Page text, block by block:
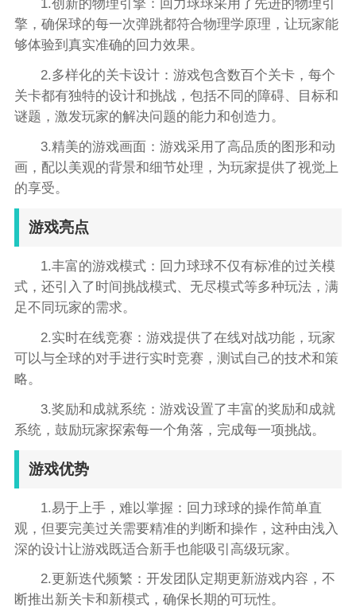
1.创新的物理引擎：回力球球采用了先进的物理引
擎，确保球的每一次弹跳都符合物理学原理，让玩家能
够体验到真实准确的回力效果。
2.多样化的关卡设计：游戏包含数百个关卡，每个
关卡都有独特的设计和挑战，包括不同的障碍、目标和
谜题，激发玩家的解决问题的能力和创造力。
3.精美的游戏画面：游戏采用了高品质的图形和动
画，配以美观的背景和细节处理，为玩家提供了视觉上
的享受。
游戏亮点
1.丰富的游戏模式：回力球球不仅有标准的过关模
式，还引入了时间挑战模式、无尽模式等多种玩法，满
足不同玩家的需求。
2.实时在线竞赛：游戏提供了在线对战功能，玩家
可以与全球的对手进行实时竞赛，测试自己的技术和策
略。
3.奖励和成就系统：游戏设置了丰富的奖励和成就
系统，鼓励玩家探索每一个角落，完成每一项挑战。
游戏优势
1.易于上手，难以掌握：回力球球的操作简单直
观，但要完美过关需要精准的判断和操作，这种由浅入
深的设计让游戏既适合新手也能吸引高级玩家。
2.更新迭代频繁：开发团队定期更新游戏内容，不
断推出新关卡和新模式，确保长期的可玩性。